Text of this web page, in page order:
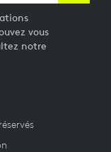
vous
notre